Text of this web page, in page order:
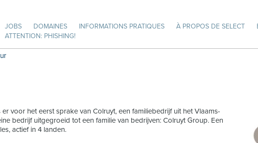
JOBS DOMAINES INFORMATIONS PRATIQUES À PROPOS DE SELECT
ATTENTION: PHISHING!
voor het eerst sprake van Colruyt, een familiebedrijf uit het Vlaams-
bedrijf uitgegroeid tot een familie van bedrijven: Colruyt Group. Een
actief in 4 landen.